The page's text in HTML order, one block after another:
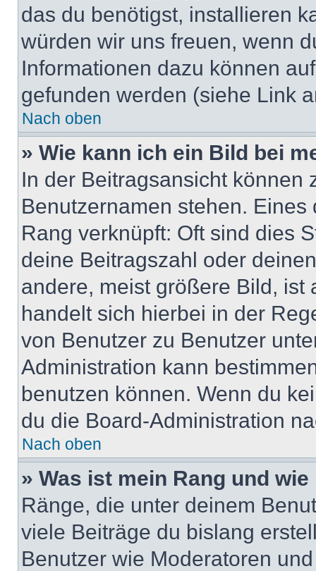
das du benötigst, installieren
würden wir uns freuen, wenn
Informationen dazu können
gefunden werden (siehe Link
Nach oben
» Wie kann ich ein Bild bei
In der Beitragsansicht können
Benutzernamen stehen.
Rang verknüpft: Oft sind dies
deine Beitragszahl oder
andere, meist größere Bild, ist
handelt sich hierbei in der
von Benutzer zu Benutzer
Administration kann
benutzen können. Wenn du
du die Board-Administration
Nach oben
» Was ist mein Rang und
Ränge, die unter deinem
viele Beiträge du bislang
Benutzer wie Moderatoren